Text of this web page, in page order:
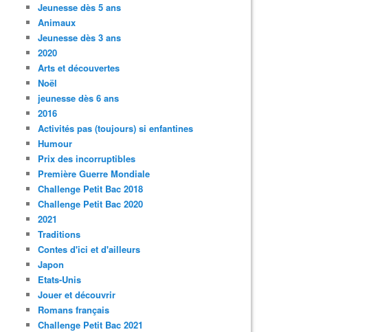
Jeunesse dès 5 ans
Animaux
Jeunesse dès 3 ans
2020
Arts et découvertes
Noël
jeunesse dès 6 ans
2016
Activités pas (toujours) si enfantines
Humour
Prix des incorruptibles
Première Guerre Mondiale
Challenge Petit Bac 2018
Challenge Petit Bac 2020
2021
Traditions
Contes d'ici et d'ailleurs
Japon
Etats-Unis
Jouer et découvrir
Romans français
Challenge Petit Bac 2021